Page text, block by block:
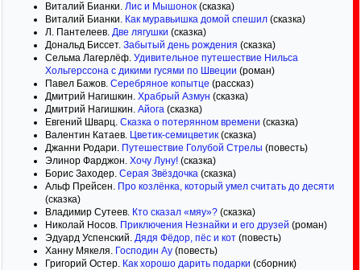
Виталий Бианки. Лис и Мышонок (сказка)
Виталий Бианки. Как муравьишка домой спешил (сказка)
Л. Пантелеев. Две лягушки (сказка)
Дональд Биссет. Забытый день рождения (сказка)
Сельма Лагерлёф. Удивительное путешествие Нильса
Хольгерссона с дикими гусями по Швеции (роман)
Павел Бажов. Серебряное копытце (рассказ)
Дмитрий Нагишкин. Храбрый Азмун (сказка)
Дмитрий Нагишкин. Айога (сказка)
Евгений Шварц. Сказка о потерянном времени (сказка)
Валентин Катаев. Цветик-семицветик (сказка)
Джанни Родари. Путешествие Голубой Стрелы (повесть)
Элинор Фарджон. Хочу Луну! (сказка)
Борис Заходер. Серая Звёздочка (сказка)
Альф Прейсен. Про козлёнка, который умел считать до десяти
(сказка)
Владимир Сутеев. Кто сказал «мяу»? (сказка)
Николай Носов. Приключения Незнайки и его друзей (роман)
Эдуард Успенский. Дядя Фёдор, пёс и кот (повесть)
Ханну Мякеля. Господин Ау (повесть)
Григорий Остер. Как хорошо дарить подарки (сборник)